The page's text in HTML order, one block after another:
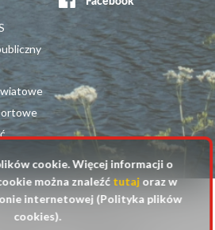
Urząd Gminy Raszyn
cookie. Więcej informacji o
można znaleźć tutajoraz w
internetowej (Polityka plików
cookies).